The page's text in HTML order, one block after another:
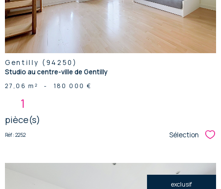
Gentilly (94250)
Studio au centre-ville de Gentilly
27,06 m² - 180 000 €
1
pièce(s)
Réf : 2252 Sélection
exclusif